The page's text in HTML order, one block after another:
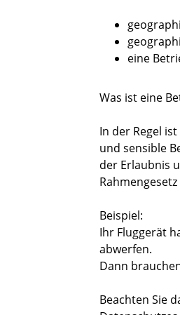
eine
Was ist eine
In der Regel
und sensible
der Erlaubnis
Beispiel:
Ihr Fluggerät
abwerfen.
Dann
Beachten Sie